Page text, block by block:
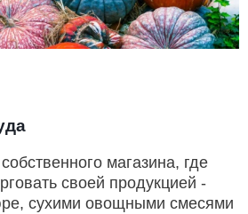
магазина, где
своей продукцией -
сухими овощными смесями